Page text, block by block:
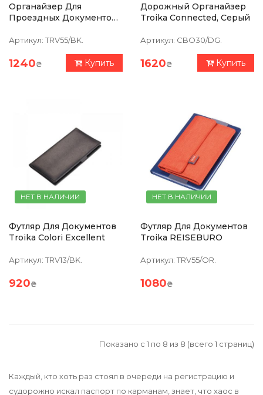
Органайзер Для
Проездных Документов
Troika REISEBURO
Артикул: TRV55/BK.
1240₴ Купить
Дорожный Органайзер
Troika Connected, Серый
Артикул: CBO30/DG.
1620₴ Купить
НЕТ В НАЛИЧИИ
Футляр Для Документов
Troika Colori Excellent
Артикул: TRV13/BK.
920₴
НЕТ В НАЛИЧИИ
Футляр Для Документов
Troika REISEBURO
Артикул: TRV55/OR.
1080₴
Показано с 1 по 8 из 8 (всего 1 страниц)
Каждый, кто хоть раз стоял в очереди на регистрацию и
судорожно искал паспорт по карманам, знает, что хаос в